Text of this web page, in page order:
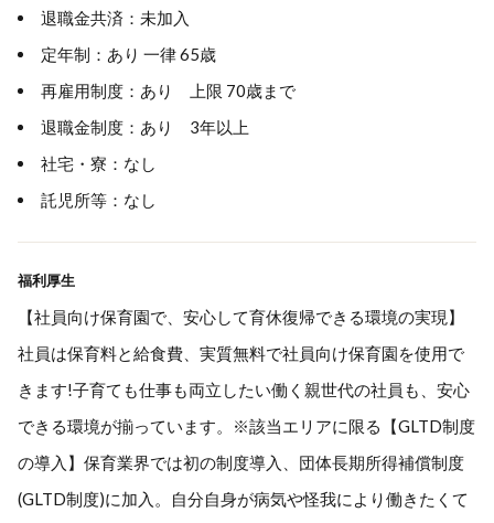
退職金共済：未加入
定年制：あり 一律 65歳
再雇用制度：あり 上限 70歳まで
退職金制度：あり 3年以上
社宅・寮：なし
託児所等：なし
福利厚生
【社員向け保育園で、安心して育休復帰できる環境の実現】
社員は保育料と給食費、実質無料で社員向け保育園を使用で
きます!子育ても仕事も両立したい働く親世代の社員も、安心
できる環境が揃っています。※該当エリアに限る【GLTD制度
の導入】保育業界では初の制度導入、団体長期所得補償制度
(GLTD制度)に加入。自分自身が病気や怪我により働きたくて